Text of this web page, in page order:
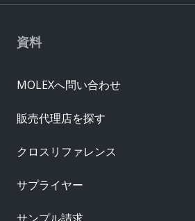
資料
MOLEXへ問い合わせ
販売代理店を探す
クロスリファレンス
サプライヤー